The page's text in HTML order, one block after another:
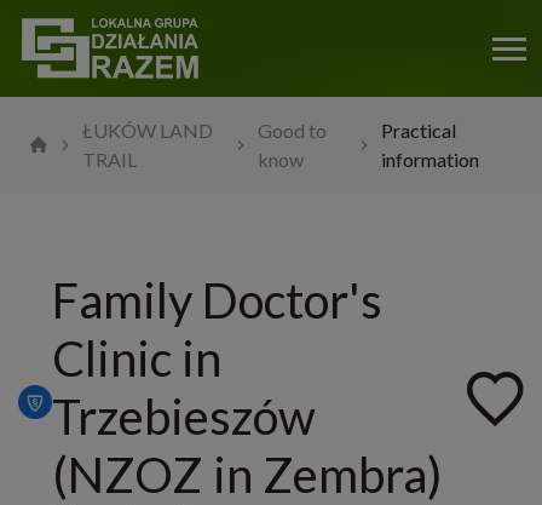
ŁUKÓW LAND
TRAIL
Good to
know
Practical
information
Family Doctor's
Clinic in
Trzebieszów
(NZOZ in Zembra)